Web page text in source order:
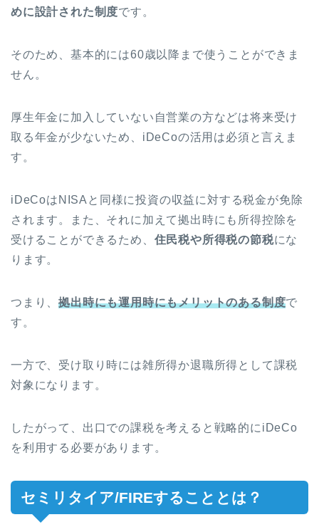
めに設計された制度です。
そのため、基本的には60歳以降まで使うことができま
せん。
厚生年金に加入していない自営業の方などは将来受け
取る年金が少ないため、iDeCoの活用は必須と言えま
す。
iDeCoはNISAと同様に投資の収益に対する税金が免除
されます。また、それに加えて拠出時にも所得控除を
受けることができるため、 住民税や所得税の節税にな
ります。
つまり、拠出時にも運用時にもメリットのある制度で
す。
一方で、受け取り時には雑所得か退職所得として課税
対象になります。
したがって、出口での課税を考えると戦略的にiDeCo
を利用する必要があります。
セミリタイア/FIREすることとは？